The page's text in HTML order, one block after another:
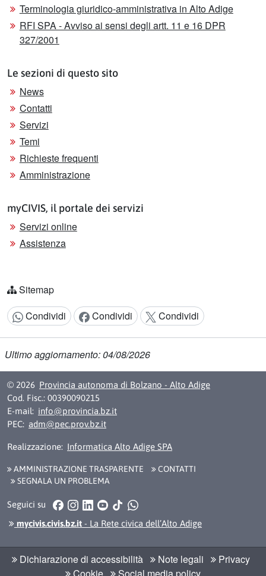
Terminologia giuridico-amministrativa in Alto Adige
RFI SPA - Avviso ai sensi degli artt. 11 e 16 DPR
327/2001
Le sezioni di questo sito
News
Contatti
Servizi
Temi
Richieste frequenti
Amministrazione
myCIVIS, il portale dei servizi
Servizi online
Assistenza
Sitemap
Condividi:
Condividi Condividi Condividi
Ultimo aggiornamento: 04/08/2026
© 2026 Provincia autonoma di Bolzano - Alto Adige
Cod. Fisc.: 00390090215
E-mail: info@provincia.bz.it
PEC: adm@pec.prov.bz.it
Realizzazione: Informatica Alto Adige SPA
AMMINISTRAZIONE TRASPARENTE
CONTATTI
SEGNALA UN PROBLEMA
Seguici su Facebook
Instagram
LinkedInYouTube
TikTokWhatsApp
mycivis.civis.bz.it - La Rete civica dell’Alto Adige
Dichiarazione di accessibilità Note legali
Privacy